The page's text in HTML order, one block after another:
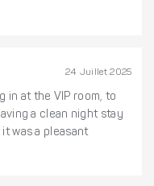
24 Juillet 2025
in at the VIP room, to
a clean night stay
was a pleasant